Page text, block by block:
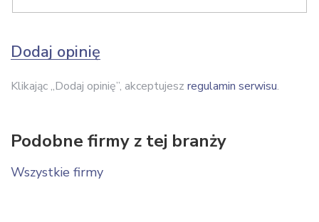
Dodaj opinię
Klikając „Dodaj opinię”, akceptujesz regulamin serwisu.
Podobne firmy z tej branży
Wszystkie firmy